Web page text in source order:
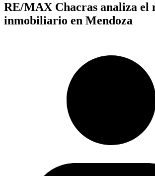
RE/MAX Chacras analiza el
inmobiliario en Mendoza